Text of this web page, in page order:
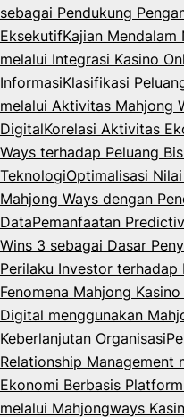
sebagai Pendukung
EksekutifKajian
melalui Integrasi Kasino
InformasiKlasifikasi
melalui Aktivitas Mahjong
DigitalKorelasi Aktivitas
Ways terhadap Peluang
TeknologiOptimalisasi
Mahjong Ways dengan
DataPemanfaatan
Wins 3 sebagai Dasar
Perilaku Investor
Fenomena Mahjong
Digital menggunakan
Keberlanjutan Organisasi
Relationship Management
Ekonomi Berbasis Platform
melalui Mahjongways